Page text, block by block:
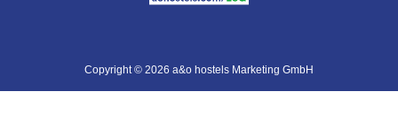
Copyright © 2026 a&o hostels Marketing GmbH